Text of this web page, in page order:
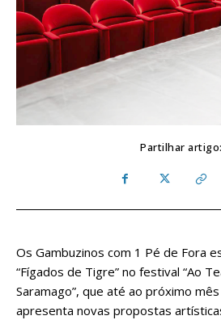
Partilhar artigo:
Os Gambuzinos com 1 Pé de Fora
“Fígados de Tigre” no festival “Ao
Saramago”, que até ao próximo
apresenta novas propostas